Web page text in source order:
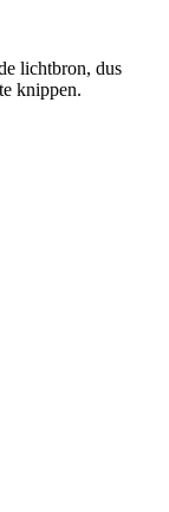
lichtbron, dus
knippen.